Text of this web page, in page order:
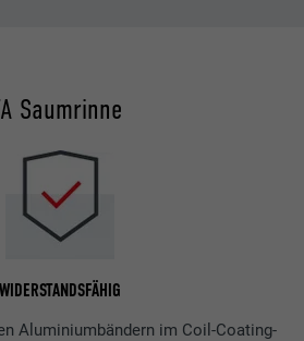
Saumrinne
WIDERSTANDSFÄHIG
Aluminiumbändern im Coil-Coating-